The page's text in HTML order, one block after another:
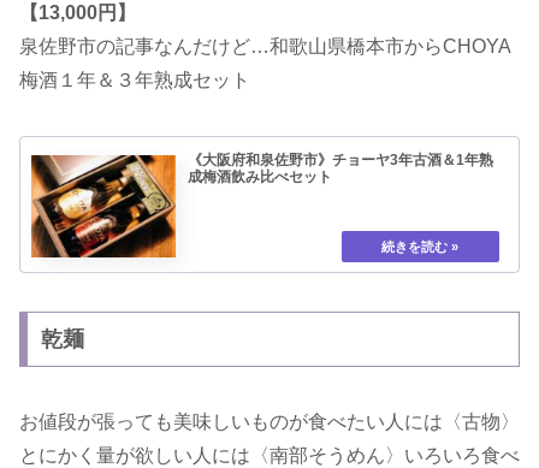
【13,000円】
泉佐野市の記事なんだけど…和歌山県橋本市からCHOYA
梅酒１年＆３年熟成セット
《大阪府和泉佐野市》チョーヤ3年古酒＆1年熟
成梅酒飲み比べセット
乾麺
お値段が張っても美味しいものが食べたい人には〈古物〉
とにかく量が欲しい人には〈南部そうめん〉いろいろ食べ